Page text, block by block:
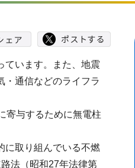
ています。また、地震
・通信などのライフラ
寄与するために無電柱
に取り組んでいる不燃
法（昭和27年法律第